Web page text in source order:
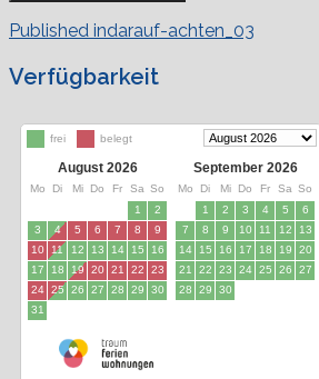
Beitragsnavigation
Published indarauf-achten_03
Verfügbarkeit